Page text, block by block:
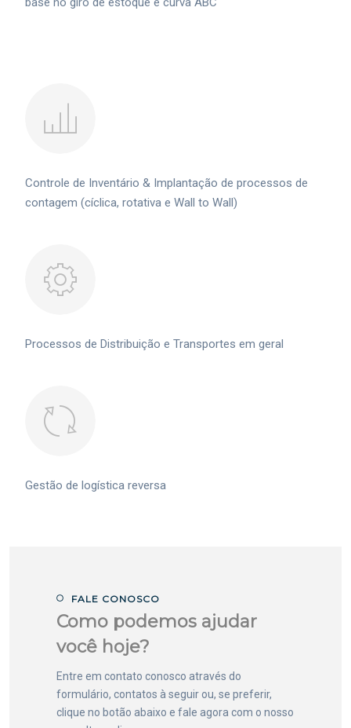
Controle de Inventário & Implantação de processos de
contagem (cíclica, rotativa e Wall to Wall)
Processos de Distribuição e Transportes em geral
Gestão de logística reversa
FALE CONOSCO
Como podemos ajudar
você hoje?
Entre em contato conosco através do
formulário, contatos à seguir ou, se preferir,
clique no botão abaixo e fale agora com o nosso